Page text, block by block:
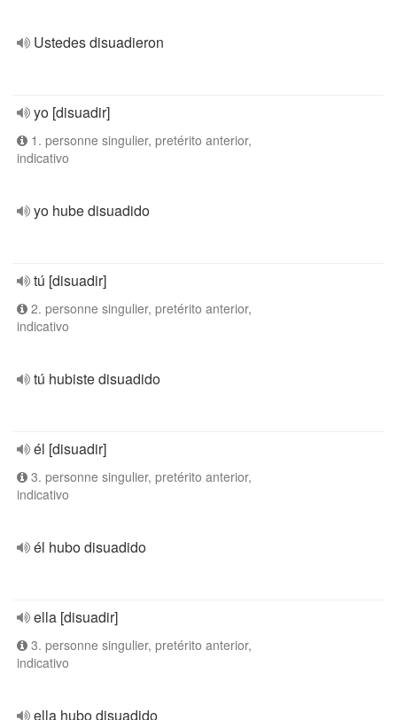
Ustedes disuadieron
yo [disuadir]
1. personne singulier, pretérito anterior,
indicativo
yo hube disuadido
tú [disuadir]
2. personne singulier, pretérito anterior,
indicativo
tú hubiste disuadido
él [disuadir]
3. personne singulier, pretérito anterior,
indicativo
él hubo disuadido
ella [disuadir]
3. personne singulier, pretérito anterior,
indicativo
ella hubo disuadido